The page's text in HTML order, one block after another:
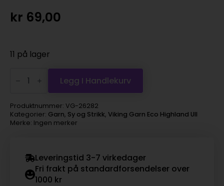
kr 69,00
11 på lager
Garn
Ull
-
282
gml.rosa
Legg I Handlekurv
Produktnummer: VG-26282
Kategorier: Garn, Sy og Strikk, Viking Garn Eco Highland Ull
Merke: Ingen merker
Leveringstid 3-7 virkedager
Fri frakt på standardforsendelser over
1000 kr